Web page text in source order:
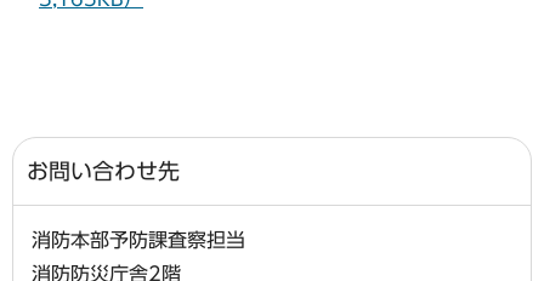
お問い合わせ先
消防本部予防課査察担当
消防防災庁舎2階